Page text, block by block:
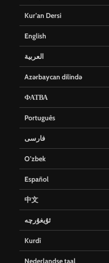
Kur’an Dersi
English
العربية
Azərbaycan dilində
ФАТВА
Português
فارسی
O’zbek
Español
中文
ئۇيغۇرچە
Kurdî
Nederlandse taal